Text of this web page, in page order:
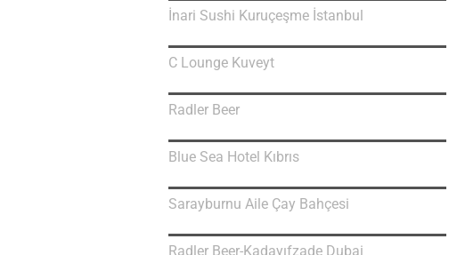
İnari Sushi Kuruçeşme İstanbul
C Lounge Kuveyt
Radler Beer
Blue Sea Hotel Kıbrıs
Sarayburnu Aile Çay Bahçesi
Radler Beer-Kadayıfzade Dubai